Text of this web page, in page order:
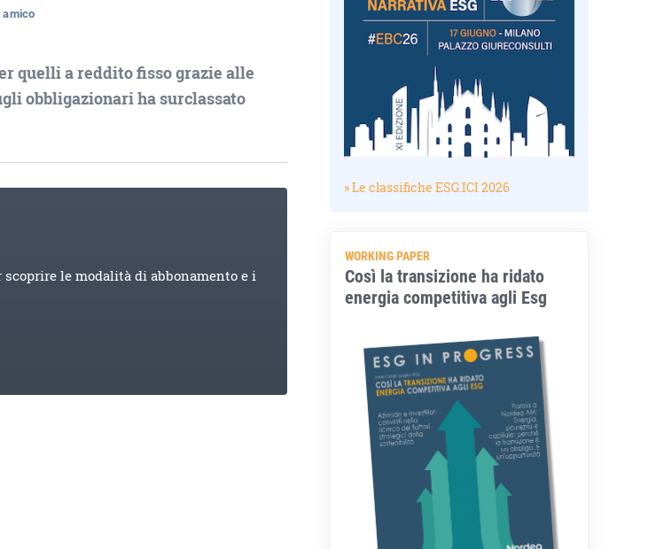
amico
quelli a reddito fisso grazie alle
obbligazionari ha surclassato
scoprire le modalità di abbonamento e i
» Le classifiche ESG.ICI 2026
WORKING PAPER
Così la transizione ha ridato
energia competitiva agli Esg